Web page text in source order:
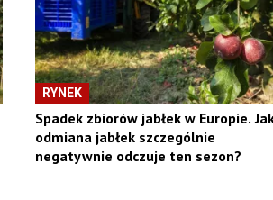
RYNEK
Spadek zbiorów jabłek w Europie.
odmiana jabłek szczególnie
negatywnie odczuje ten sezon?